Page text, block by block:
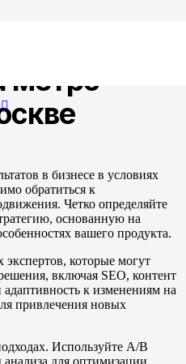
метро
в бизнесе в условиях
обратиться к
Четко определяйте
основанную на
вашего продукта.
которые могут
включая SEO, контент
к изменениям на
привлечения новых
Используйте A/B